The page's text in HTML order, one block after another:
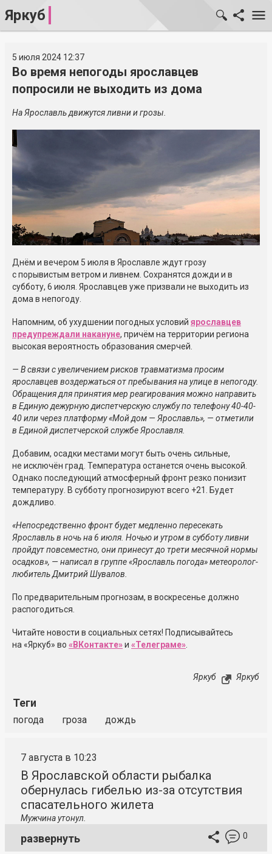
Яркуб
5 июля 2024 12:37
Во время непогоды ярославцев
попросили не выходить из дома
На Ярославль движутся ливни и грозы.
Днём и вечером 5 июля в Ярославле ждут грозу
с порывистым ветром и ливнем. Сохранятся дожди и в
субботу, 6 июля. Ярославцев уже призвали не выходить из
дома в непогоду.
Напомним, об ухудшении погодных условий ярославцев
предупреждали накануне, причём на территории региона
высокая вероятность образования смерчей.
— В связи с увеличением рисков травматизма просим
ярославцев воздержаться от пребывания на улице в непогоду.
Обращения для принятия мер реагирования можно направить
в Единую дежурную диспетчерскую службу по телефону 40-40-
40 или через платформу «Мой дом — Ярославль», — отметили
в Единой диспетчерской службе Ярославля.
Добавим, осадки местами могут быть очень сильные,
не исключён град. Температура останется очень высокой.
Однако последующий атмосферный фронт резко понизит
температуру. В субботу прогнозируют всего +21. Будет
дождливо.
«Непосредственно фронт будет медленно пересекать
Ярославль в ночь на 6 июля. Ночью и утром в субботу ливни
пройдут повсеместно, они принесут до трети месячной нормы
осадков», — написал в группе «Ярославль погода» метеоролог-
любитель Дмитрий Шувалов.
По предварительным прогнозам, в воскресенье должно
распогодиться.
Читайте новости в социальных сетях! Подписывайтесь
на «Яркуб» во «ВКонтакте»и «Телеграме».
Яркуб Яркуб
Теги
погода гроза дождь
7 августа в 10:23
В Ярославской области рыбалка
обернулась гибелью из-за отсутствия
спасательного жилета
Мужчина утонул.
развернуть 0